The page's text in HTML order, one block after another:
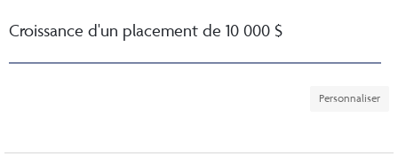
Croissance d'un placement de 10 000 $
Personnaliser